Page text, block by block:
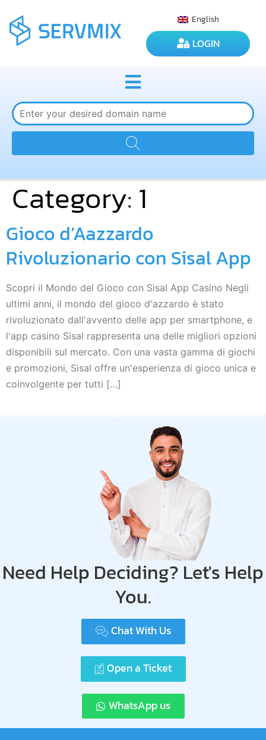
English
LOGIN
Category: 1
Gioco d’Aazzardo
Rivoluzionario con Sisal App
Scopri il Mondo del Gioco con Sisal App Casino Negli
ultimi anni, il mondo del gioco d'azzardo è stato
rivoluzionato dall'avvento delle app per smartphone, e
l'app casino Sisal rappresenta una delle migliori opzioni
disponibili sul mercato. Con una vasta gamma di giochi
e promozioni, Sisal offre un'esperienza di gioco unica e
coinvolgente per tutti […]
Need Help Deciding? Let's Help
You.
Chat With Us
Open a Ticket
WhatsApp us